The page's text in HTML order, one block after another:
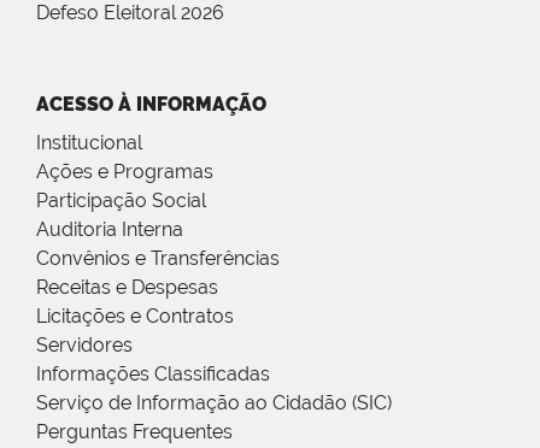
Defeso Eleitoral 2026
ACESSO À INFORMAÇÃO
Institucional
Ações e Programas
Participação Social
Auditoria Interna
Convênios e Transferências
Receitas e Despesas
Licitações e Contratos
Servidores
Informações Classificadas
Serviço de Informação ao Cidadão (SIC)
Perguntas Frequentes